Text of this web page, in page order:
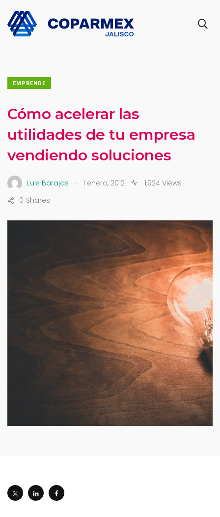
EMPRENDE
Cómo acelerar las
utilidades de tu empresa
vendiendo soluciones
Luis Barajas . 1 enero, 2012
1,924 Views
Shares
0